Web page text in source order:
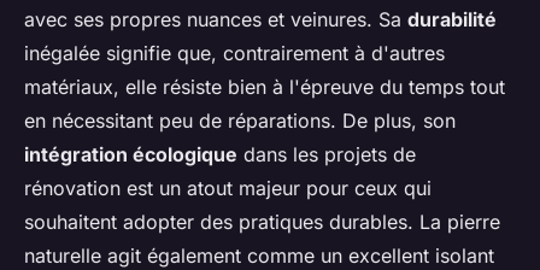
avec ses propres nuances et veinures. Sa durabilité
inégalée signifie que, contrairement à d'autres
matériaux, elle résiste bien à l'épreuve du temps tout
en nécessitant peu de réparations. De plus, son
intégration écologique dans les projets de
rénovation est un atout majeur pour ceux qui
souhaitent adopter des pratiques durables. La pierre
naturelle agit également comme un excellent isolant